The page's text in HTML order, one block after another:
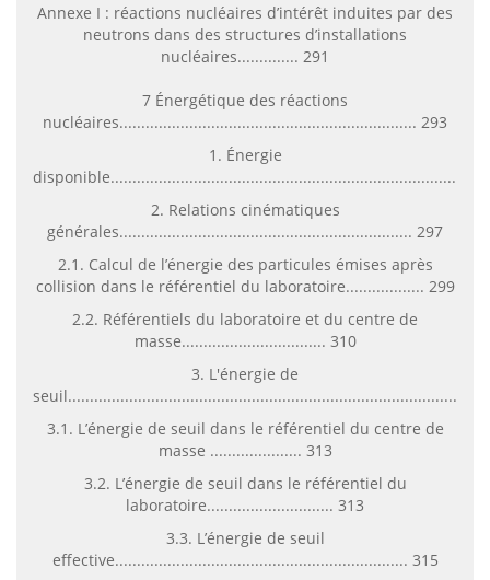
Annexe I : réactions nucléaires d’intérêt induites par des
neutrons dans des structures d’installations
nucléaires.............. 291
7 Énergétique des réactions
nucléaires.................................................................... 293
1. Énergie
2. Relations cinématiques
générales................................................................... 297
2.1. Calcul de l’énergie des particules émises après
collision dans le référentiel du laboratoire.................. 299
2.2. Référentiels du laboratoire et du centre de
masse................................. 310
3. L'énergie de
seuil..........................................................................................313
3.1. L’énergie de seuil dans le référentiel du centre de
masse ..................... 313
3.2. L’énergie de seuil dans le référentiel du
laboratoire............................. 313
3.3. L’énergie de seuil
effective................................................................... 315